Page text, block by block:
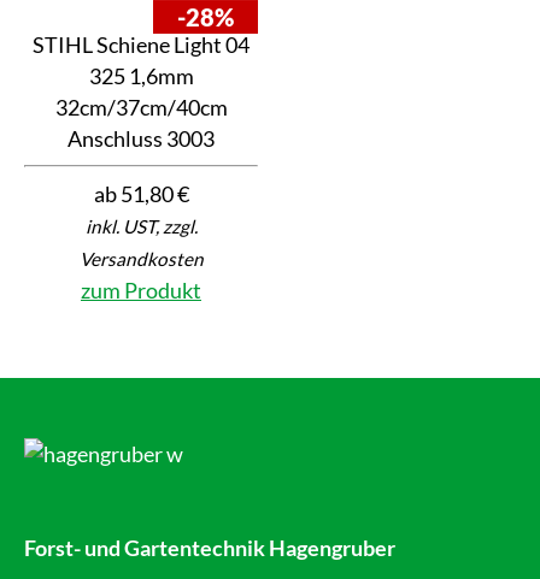
-28%
STIHL Schiene Light 04
325 1,6mm
32cm/37cm/40cm
Anschluss 3003
ab 51,80 €
inkl. UST, zzgl.
Versandkosten
zum Produkt
Forst- und Gartentechnik Hagengruber